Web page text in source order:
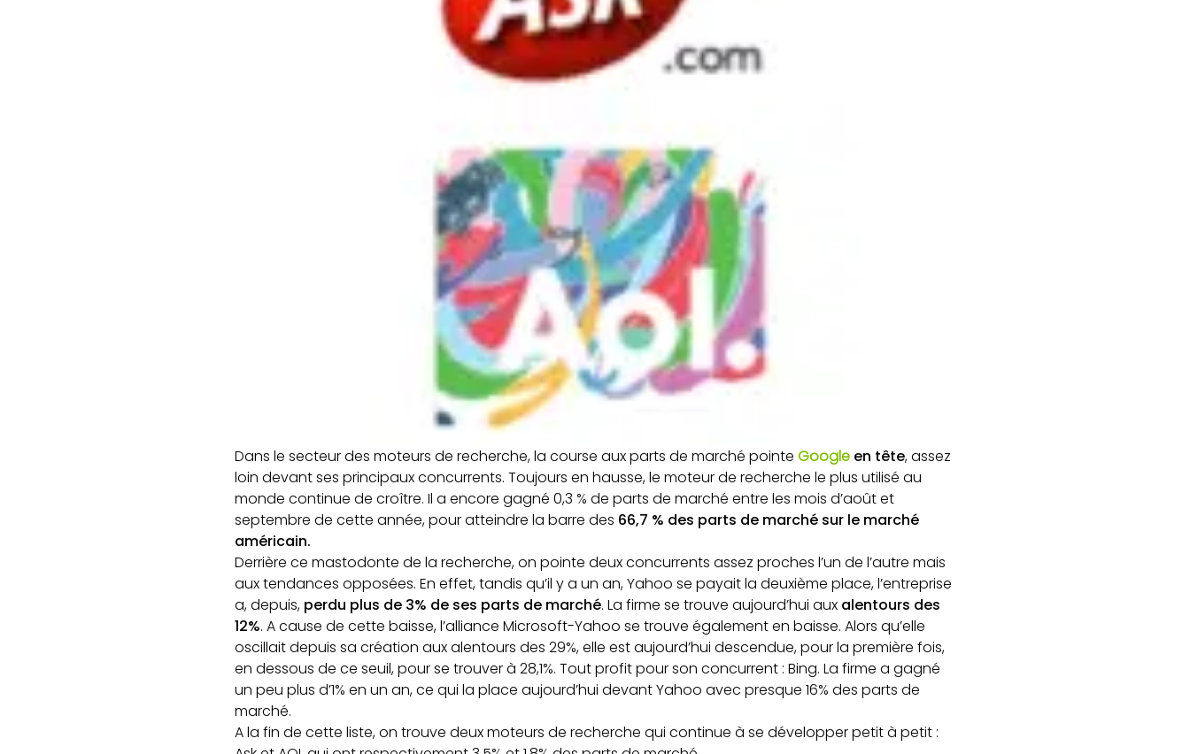
Dans le secteur des moteurs de recherche, la course aux parts de marché pointeGoogle en tête, assez
loin devant ses principaux concurrents. Toujours en hausse, le moteur de recherche le plus utilisé au
monde continue de croître. Il a encore gagné 0,3 % de parts de marché entre les mois d’août et
septembre de cette année, pour atteindre la barre des 66,7 % des parts de marché sur le marché
américain.
Derrière ce mastodonte de la recherche, on pointe deux concurrents assez proches l’un de l’autre mais
aux tendances opposées. En effet, tandis qu’il y a un an, Yahoo se payait la deuxième place, l’entreprise
a, depuis, perdu plus de 3% de ses parts de marché. La firme se trouve aujourd’hui aux alentours des
12%. A cause de cette baisse, l’alliance Microsoft-Yahoo se trouve également en baisse. Alors qu’elle
oscillait depuis sa création aux alentours des 29%, elle est aujourd’hui descendue, pour la première fois,
en dessous de ce seuil, pour se trouver à 28,1%. Tout profit pour son concurrent : Bing. La firme a gagné
un peu plus d’1% en un an, ce qui la place aujourd’hui devant Yahoo avec presque 16% des parts de
marché.
A la fin de cette liste, on trouve deux moteurs de recherche qui continue à se développer petit à petit :